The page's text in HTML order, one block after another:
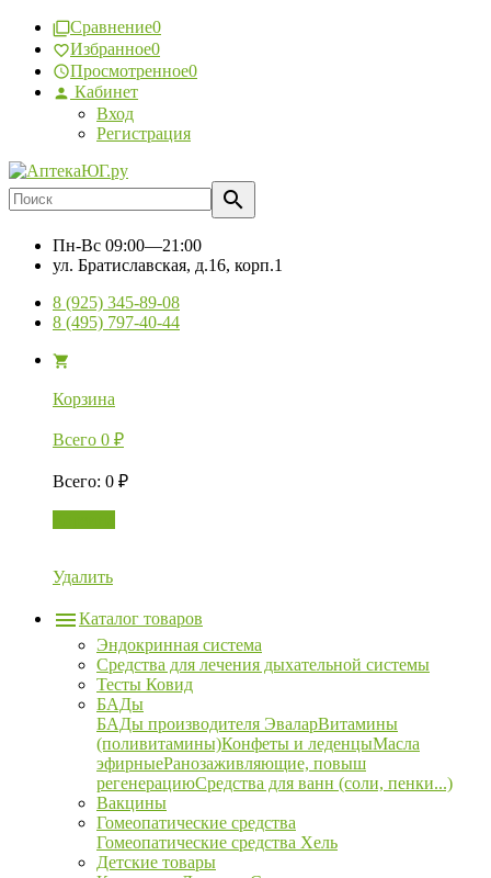
Сравнение0
Избранное0
Просмотренное0
Кабинет
Вход
Регистрация
Пн-Вс 09:00—21:00
ул. Братиславская, д.16, корп.1
8 (925) 345-89-08
8 (495) 797-40-44
Корзина
Всего 0 ₽
Всего: 0 ₽
Удалить
Каталог товаров
Эндокринная система
Средства для лечения дыхательной системы
Тесты Ковид
БАДы
БАДы производителя ЭваларВитамины
(поливитамины)Конфеты и леденцыМасла
эфирныеРанозаживляющие, повыш
регенерациюСредства для ванн (соли, пенки...)
Вакцины
Гомеопатические средства
Гомеопатические средства Хель
Детские товары